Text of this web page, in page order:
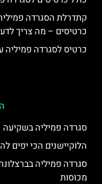
כרטיסים – מה צריך
כרטיס לסגרדה פמיליה
סגרדה פמיליה בשקיעה
הלוקיישנים הכי יפים
סגרדה פמיליה
מכוסות